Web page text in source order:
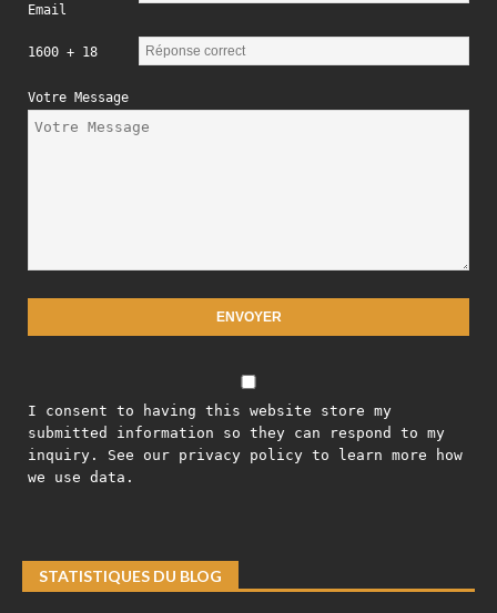
Email
1600 + 18
Votre Message
I consent to having this website store my
submitted information so they can respond to my
inquiry. See our privacy policy to learn more how
we use data.
STATISTIQUES DU BLOG